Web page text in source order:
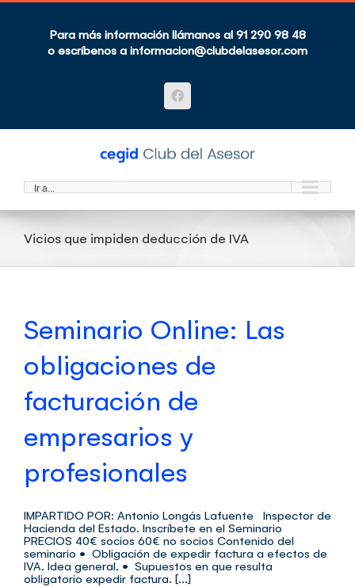
Saltar
contenidoPara más información llámanos al 91 290 98 48
o escríbenos a informacion@clubdelasesor.com
Facebook
Ir a...
Vicios que impiden deducción de IVA
Seminario Online: Las
obligaciones de
facturación de
empresarios y
profesionales
IMPARTIDO POR: Antonio Longás Lafuente Inspector de
Hacienda del Estado. Inscríbete en el Seminario
PRECIOS 40€ socios 60€ no socios Contenido del
seminario • Obligación de expedir factura a efectos de
IVA. Idea general. • Supuestos en que resulta
obligatorio expedir factura. [...]